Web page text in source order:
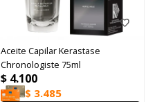
Aceite Capilar Kerastase
Chronologiste 75ml
$ 4.100
$ 3.485